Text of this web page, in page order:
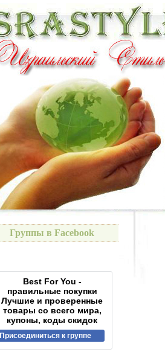
Группы в Facebook
Best For You -
правильные покупки
Лучшие и проверенные
товары со всего мира,
купоны, коды скидок
Присоединиться к группе